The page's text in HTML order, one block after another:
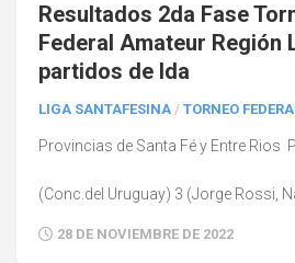
Resultados 2da Fase
Federal Amateur Región
partidos de Ida
LIGA SANTAFESINA / TORNEO
Provincias de Santa Fé y
Atlético
(Conc.del Uruguay) 3 (Jorge Rossi,
28 DE NOVIEMBRE DE 2022